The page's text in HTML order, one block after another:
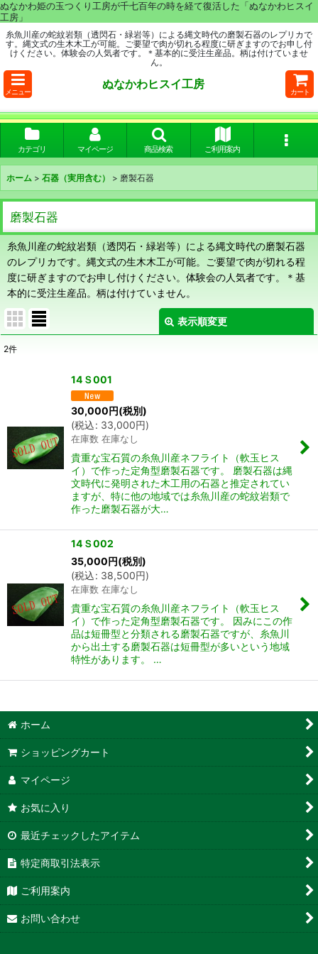
ぬなかわ姫の玉つくり工房が千七百年の時を経て復活した「ぬなかわヒスイ
工房」
糸魚川産の蛇紋岩類（透閃石・緑岩等）による縄文時代の磨製石器のレプリカで
す。縄文式の生木木工が可能。ご要望で肉が切れる程度に研ぎますのでお申し付
けください。体験会の人気者です。＊基本的に受注生産品。柄は付けていませ
ん。
メニュー
ぬなかわヒスイ工房
カート
カテゴリ マイページ 商品検索 ご利用案内
ホーム > 石器（実用含む） > 磨製石器
磨製石器
糸魚川産の蛇紋岩類（透閃石・緑岩等）による縄文時代の磨製石器
のレプリカです。縄文式の生木木工が可能。ご要望で肉が切れる程
度に研ぎますのでお申し付けください。体験会の人気者です。＊基
本的に受注生産品。柄は付けていません。
表示順変更
2件
14Ｓ001
30,000円(税別)
(税込: 33,000円)
在庫数 在庫なし
貴重な宝石質の糸魚川産ネフライト（軟玉ヒス
イ）で作った定角型磨製石器です。 磨製石器は縄
文時代に発明された木工用の石器と推定されてい
ますが、特に他の地域では糸魚川産の蛇紋岩類で
作った磨製石器が大…
14Ｓ002
35,000円(税別)
(税込: 38,500円)
在庫数 在庫なし
貴重な宝石質の糸魚川産ネフライト（軟玉ヒス
イ）で作った定角型磨製石器です。 因みにこの作
品は短冊型と分類される磨製石器ですが、糸魚川
から出土する磨製石器は短冊型が多いという地域
特性があります。 …
ホーム
ショッピングカート
マイページ
お気に入り
最近チェックしたアイテム
特定商取引法表示
ご利用案内
お問い合わせ